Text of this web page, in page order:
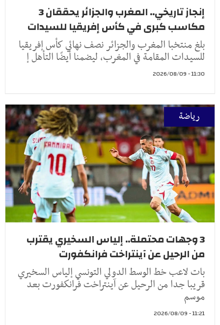
إنجاز تاريخي.. المغرب والجزائر يحققان 3
مكاسب كبرى في كأس إفريقيا للسيدات
بلغ منتخبا المغرب والجزائر نصف نهائي كأس إفريقيا
للسيدات المقامة في المغرب، ليضمنا أيضًا التأهل إ
11:30 - 2026/08/09
رياضة
3 وجهات محتملة.. إلياس السخيري يقترب
من الرحيل عن آينتراخت فرانكفورت
بات لاعب خط الوسط الدولي التونسي إلياس السخيري
قريبا جدا من الرحيل عن آينتراخت فرانكفورت بعد
موسم
11:21 - 2026/08/09